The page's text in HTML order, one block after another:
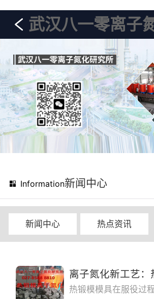
武汉八一零离子
究所
Information新闻中心
新闻中心 热点资讯
离子氮化新工艺：
热锻模模具在服役过